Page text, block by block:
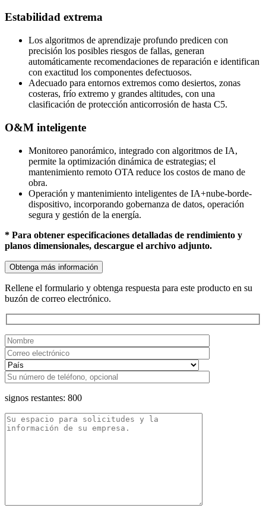
Estabilidad extrema
Los algoritmos de aprendizaje profundo predicen con
precisión los posibles riesgos de fallas, generan
automáticamente recomendaciones de reparación e identifican
con exactitud los componentes defectuosos.
Adecuado para entornos extremos como desiertos, zonas
costeras, frío extremo y grandes altitudes, con una
clasificación de protección anticorrosión de hasta C5.
O&M inteligente
Monitoreo panorámico, integrado con algoritmos de IA,
permite la optimización dinámica de estrategias; el
mantenimiento remoto OTA reduce los costos de mano de
obra.
Operación y mantenimiento inteligentes de IA+nube-borde-
dispositivo, incorporando gobernanza de datos, operación
segura y gestión de la energía.
* Para obtener especificaciones detalladas de rendimiento y
planos dimensionales, descargue el archivo adjunto.
Obtenga más información
Rellene el formulario y obtenga respuesta para este producto en su
buzón de correo electrónico.
signos restantes: 800